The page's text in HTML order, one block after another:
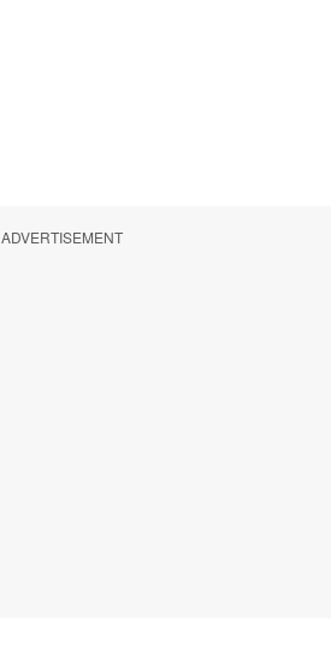
ADVERTISEMENT